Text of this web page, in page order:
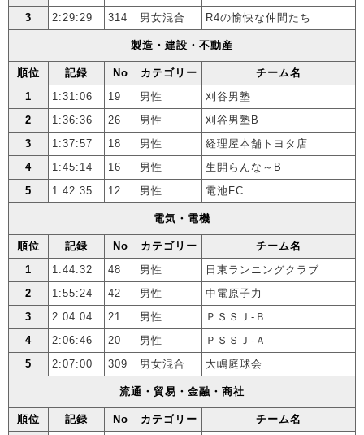
3 2:29:29 314 男女混合 R4の愉快な仲間たち
製造・建設・不動産
順位 記録 No カテゴリー
チーム名
1
1:31:06 19 男性
刈谷男塾
2
1:36:36 26 男性
刈谷男塾B
3
1:37:57 18 男性
経理屋本舗トヨタ店
4
1:45:14 16 男性
生開らんな～B
5
1:42:35 12 男性 電池FC
電気・電機
順位 記録 No カテゴリー
チーム名
1
1:44:32 48 男性
日東ランニングクラブ
2
1:55:24 42 男性
中電原子力
3
2:04:04 21 男性
ＰＳＳＪ-Ｂ
4
2:06:46 20 男性
ＰＳＳＪ-Ａ
5
2:07:00 309 男女混合 大嶋庭球会
流通・貿易・金融・商社
順位 記録 No カテゴリー
チーム名